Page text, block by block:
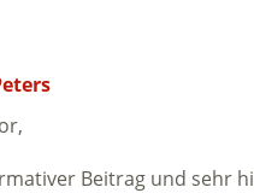
Beitrag und sehr